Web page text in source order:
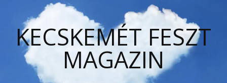
KECSKEMÉT FESZT
MAGAZIN